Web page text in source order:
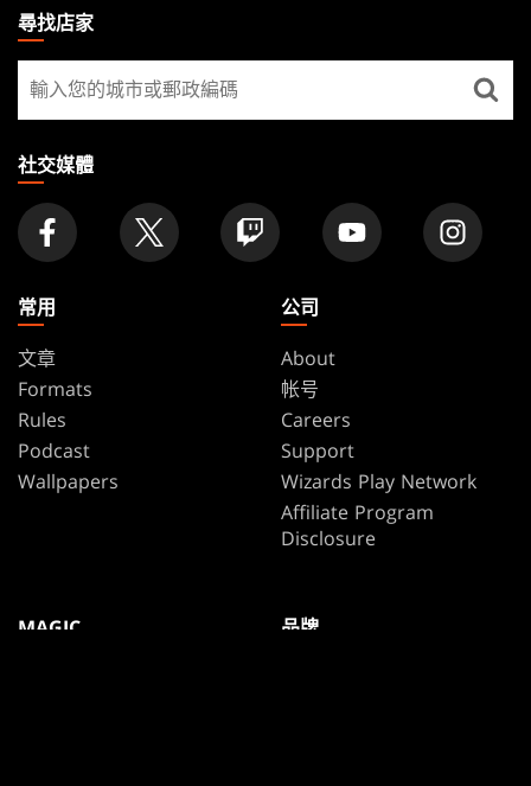
THE
GATHERING
FOOTER
尋找店家
尋
找
家
社交媒體
常用
文章
Formats
Rules
Podcast
Wallpapers
公司
About
帐号
Careers
Support
Wizards Play Network
Affiliate Program
Disclosure
MAGIC
品牌